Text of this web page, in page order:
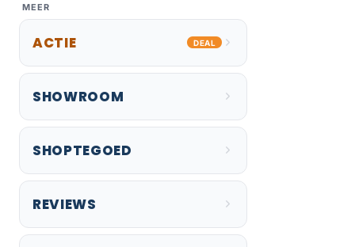
MEER
ACTIE DEAL
SHOWROOM
SHOPTEGOED
REVIEWS